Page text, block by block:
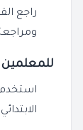
راجع
للمعلمين
الابتدائي.